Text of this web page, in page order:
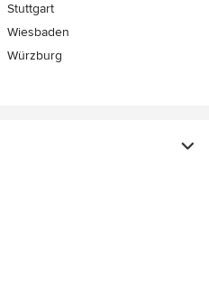
Stuttgart
Wiesbaden
Würzburg